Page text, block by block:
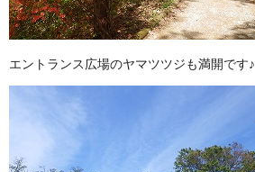
エントランス広場のヤマツツジも満開です♪